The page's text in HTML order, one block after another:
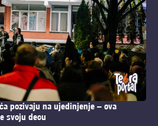
pozivaju na ujedinjenje – ova
svoju decu